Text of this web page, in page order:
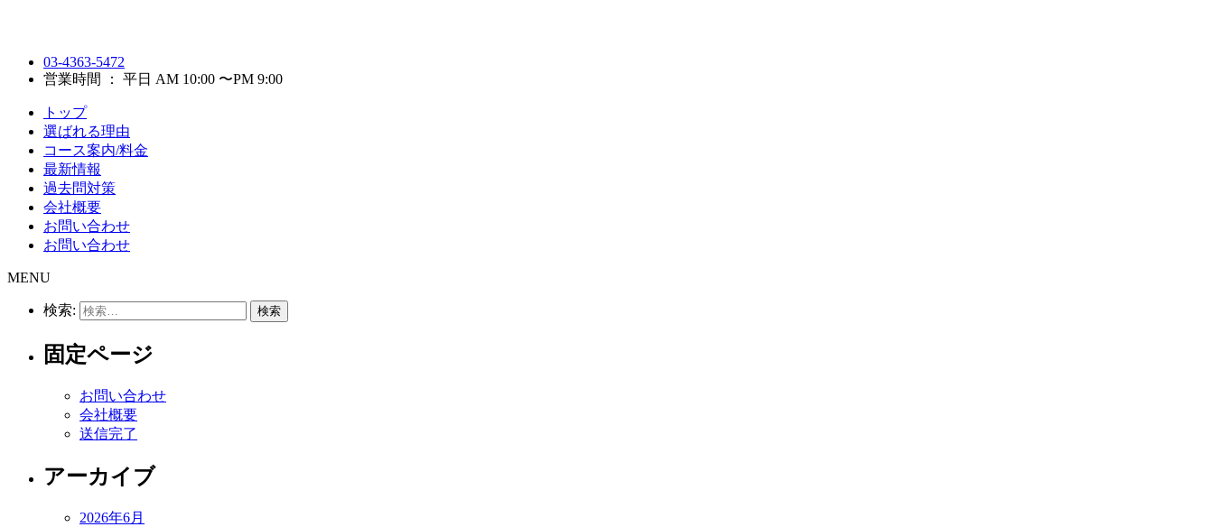
03-4363-5472
営業時間 ： 平日 AM 10:00 〜PM 9:00
トップ
選ばれる理由
コース案内/料金
最新情報
過去問対策
会社概要
お問い合わせ
お問い合わせ
MENU
検索:
固定ページ
お問い合わせ
会社概要
送信完了
アーカイブ
2026年6月